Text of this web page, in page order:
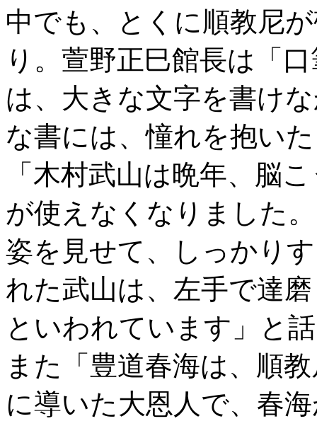
中でも、とくに順教尼
り。萱野正巳館長は「
は、大きな文字を書け
な書には、憧れを抱い
「木村武山は晩年、脳
が使えなくなりました
姿を見せて、しっかり
れた武山は、左手で達
といわれています」と
また「豊道春海は、順
に導いた大恩人で、春